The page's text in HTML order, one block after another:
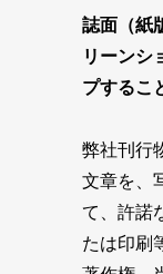
誌面（紙
リーンシ
プするこ
弊社刊行
文章を、
て、許諾
たは印刷